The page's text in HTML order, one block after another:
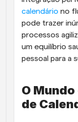
Reunião com
Links de
Agende
Webhooks
calendário no
pode trazer
processos
um equilíbrio
pessoal para a
O
de